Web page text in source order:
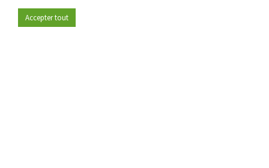
Devenez membre
Accepter tout